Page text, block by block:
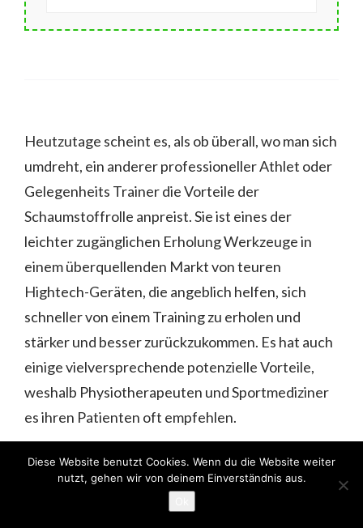
Heutzutage scheint es, als ob überall, wo man sich
umdreht, ein anderer professioneller Athlet oder
Gelegenheits Trainer die Vorteile der
Schaumstoffrolle anpreist. Sie ist eines der
leichter zugänglichen Erholung Werkzeuge in
einem überquellenden Markt von teuren
Hightech-Geräten, die angeblich helfen, sich
schneller von einem Training zu erholen und
stärker und besser zurückzukommen. Es hat auch
einige vielversprechende potenzielle Vorteile,
weshalb Physiotherapeuten und Sportmediziner
es ihren Patienten oft empfehlen.
wir reden hier nicht nur über Farben und Größen.
Diese Website benutzt Cookies. Wenn du die Website weiter
nutzt, gehen wir von deinem Einverständnis aus.